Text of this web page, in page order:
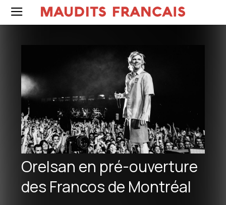
Orelsan en pré-ouverture
des Francos de Montréal